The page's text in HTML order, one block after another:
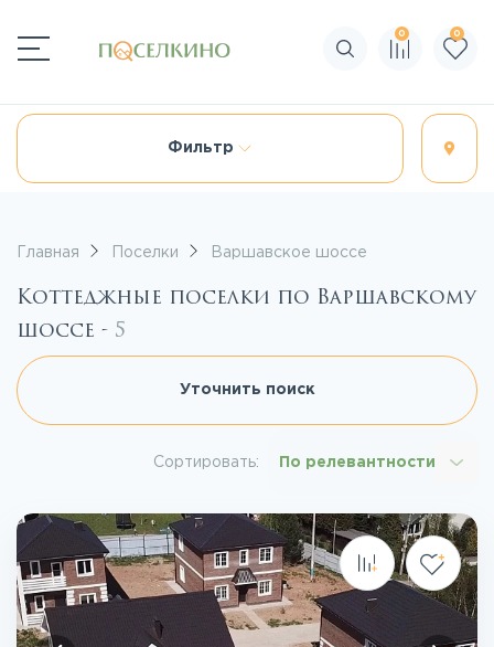
Поиск по сайту
0 0
Фильтр
Главная Поселки Варшавское шоссе
Коттеджные поселки по Варшавскому
шоссе - 5
Уточнить поиск
Сортировать: По релевантности